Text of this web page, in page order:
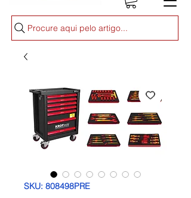
Procure aqui pelo artigo...
SKU: 808498PRE